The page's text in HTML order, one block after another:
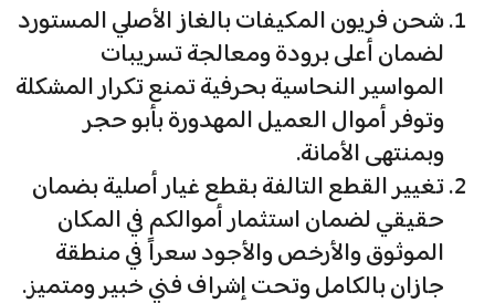
شحن فريون المكيفات بالغاز الأصلي المستورد
لضمان أعلى برودة ومعالجة تسريبات
المواسير النحاسية بحرفية تمنع تكرار المشكلة
وتوفر أموال العميل المهدورة بأبو حجر
وبمنتهى الأمانة.
تغيير القطع التالفة بقطع غيار أصلية بضمان
حقيقي لضمان استثمار أموالكم في المكان
الموثوق والأرخص والأجود سعراً في منطقة
جازان بالكامل وتحت إشراف فني خبير ومتميز.